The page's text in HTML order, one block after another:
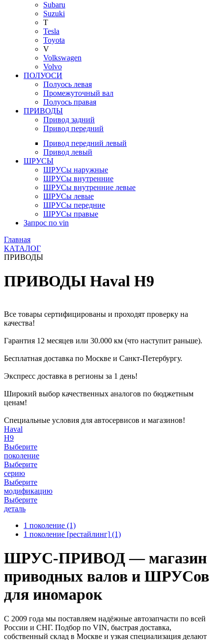
Subaru
Suzuki
T
Tesla
Toyota
V
Volkswagen
Volvo
ПОЛУОСИ
Полуось левая
Промежуточный вал
Полуось правая
ПРИВОДЫ
Привод задний
Привод передний
Привод передний левый
Привод левый
ШРУСЫ
ШРУСы наружные
ШРУСы внутренние
ШРУСы внутренние левые
ШРУСы левые
ШРУСы передние
ШРУСы правые
Запрос по vin
Главная
КАТАЛОГ
ПРИВОДЫ
ПРИВОДЫ Haval H9
Все товары сертифицированы и проходят проверку на
качества!
Гарантия 12 месяцев или 30.000 км (что наступит раньше).
Бесплатная доставка по Москве и Санкт-Петербургу.
Экспресс доставка в регионы за 1 день!
Широкий выбор качественных аналогов по бюджетным
ценам!
Специальные условия для автосервисов и магазинов!
Haval
H9
Выберите
поколение
Выберите
серию
Выберите
модификацию
Выберите
деталь
1 поколение (1)
1 поколение [рестайлинг] (1)
ШРУС-ПРИВОД — магазин
приводных валов и ШРУСов
для иномарок
С 2009 года мы поставляем надёжные автозапчасти по всей
России и СНГ. Подбор по VIN, быстрая доставка,
собственный склад в Москве и узкая специализация делают